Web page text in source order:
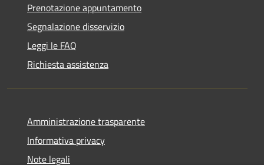
Prenotazione appuntamento
Segnalazione disservizio
Leggi le FAQ
Richiesta assistenza
Amministrazione trasparente
Informativa privacy
Note legali